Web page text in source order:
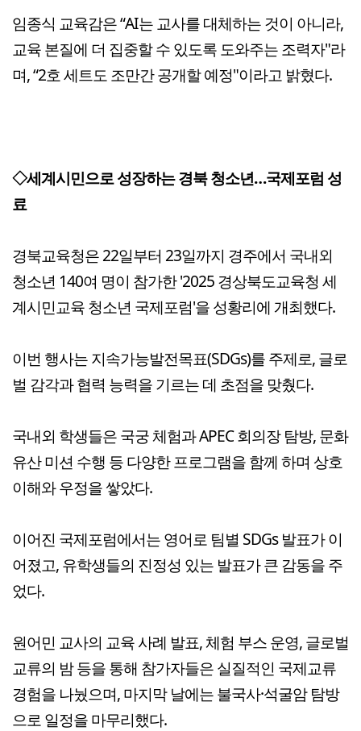
임종식 교육감은 “AI는 교사를 대체하는 것이 아니라,
교육 본질에 더 집중할 수 있도록 도와주는 조력자"라
며, “2호 세트도 조만간 공개할 예정"이라고 밝혔다.
◇세계시민으로 성장하는 경북 청소년…국제포럼 성
료
경북교육청은 22일부터 23일까지 경주에서 국내외
청소년 140여 명이 참가한 '2025 경상북도교육청 세
계시민교육 청소년 국제포럼'을 성황리에 개최했다.
이번 행사는 지속가능발전목표(SDGs)를 주제로, 글로
벌 감각과 협력 능력을 기르는 데 초점을 맞췄다.
국내외 학생들은 국궁 체험과 APEC 회의장 탐방, 문화
유산 미션 수행 등 다양한 프로그램을 함께 하며 상호
이해와 우정을 쌓았다.
이어진 국제포럼에서는 영어로 팀별 SDGs 발표가 이
어졌고, 유학생들의 진정성 있는 발표가 큰 감동을 주
었다.
원어민 교사의 교육 사례 발표, 체험 부스 운영, 글로벌
교류의 밤 등을 통해 참가자들은 실질적인 국제교류
경험을 나눴으며, 마지막 날에는 불국사·석굴암 탐방
으로 일정을 마무리했다.